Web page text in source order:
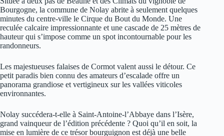
Bourgogne, la commune de Nolay abrite à seulement quelques
minutes du centre-ville le Cirque du Bout du Monde. Une
reculée calcaire impressionnante et une cascade de 25 mètres de
hauteur qui s’impose comme un spot incontournable pour les
randonneurs.
Les majestueuses falaises de Cormot valent aussi le détour. Ce
petit paradis bien connu des amateurs d’escalade offre un
panorama grandiose et vertigineux sur les vallées viticoles
environnantes.
Nolay succédera-t-elle à Saint-Antoine-l’Abbaye dans l’Isère,
grand vainqueur de l’édition précédente ? Quoi qu’il en soit, la
mise en lumière de ce trésor bourguignon est déjà une belle